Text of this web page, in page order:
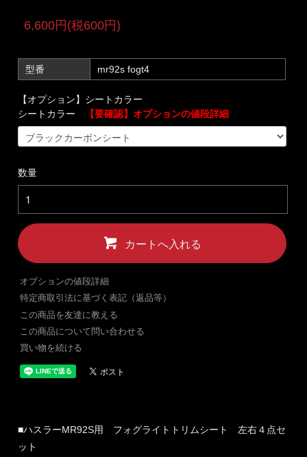
6,600円(税600円)
型番 mr92s fogt4
【オプション】シートカラー
シートカラー
【要確認】オプションの値段詳細
数量
カートへ入れる
オプションの値段詳細
特定商取引法に基づく表記（返品等）
この商品を友達に教える
この商品について問い合わせる
買い物を続ける
■ハスラーMR92S用 フォグライトトリムシート 左右４点セ
ット